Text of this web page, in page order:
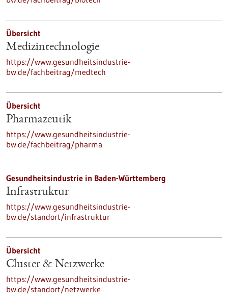
Übersicht
Medizintechnologie
https://www.gesundheitsindustrie-
bw.de/fachbeitrag/medtech
Übersicht
Pharmazeutik
https://www.gesundheitsindustrie-
bw.de/fachbeitrag/pharma
Gesundheitsindustrie in Baden-Württemberg
Infrastruktur
https://www.gesundheitsindustrie-
bw.de/standort/infrastruktur
Übersicht
Cluster & Netzwerke
https://www.gesundheitsindustrie-
bw.de/standort/netzwerke